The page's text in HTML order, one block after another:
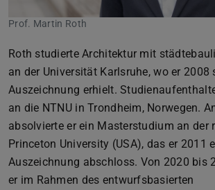
Prof. Martin Roth
Roth studierte Architektur mit
an der Universität Karlsruhe, wo er
Auszeichnung erhielt.
an die NTNU in Trondheim, Norwegen.
absolvierte er ein Masterstudium an der
Princeton University (USA), das er 2011
Auszeichnung abschloss. Von 2020 bis
er im Rahmen des entwurfsbasierten